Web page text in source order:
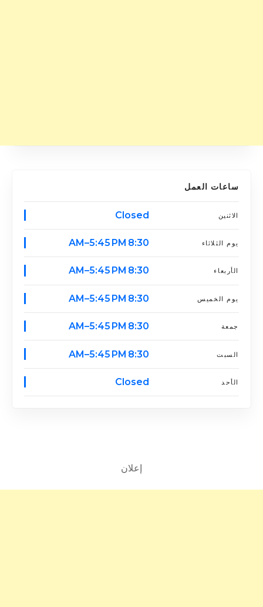
ساعات العمل
الاثنين Closed
يوم الثلاثاء 8:30 AM–5:45 PM
الأربعاء 8:30 AM–5:45 PM
يوم الخميس 8:30 AM–5:45 PM
جمعة 8:30 AM–5:45 PM
السبت 8:30 AM–5:45 PM
الأحد Closed
إعلان